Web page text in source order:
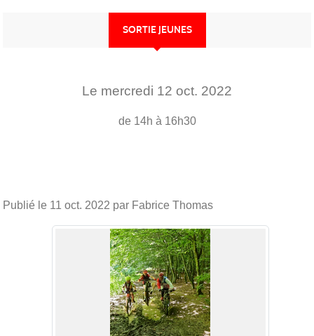
SORTIE JEUNES
Le mercredi 12 oct. 2022
de 14h à 16h30
Publié le 11 oct. 2022 par Fabrice Thomas